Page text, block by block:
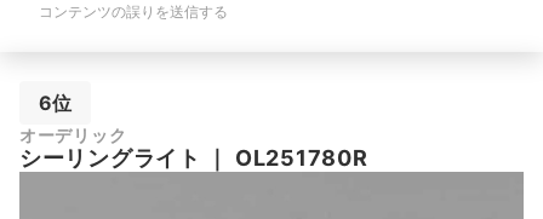
コンテンツの誤りを送信する
6位
オーデリック
シーリングライト ｜ OL251780R